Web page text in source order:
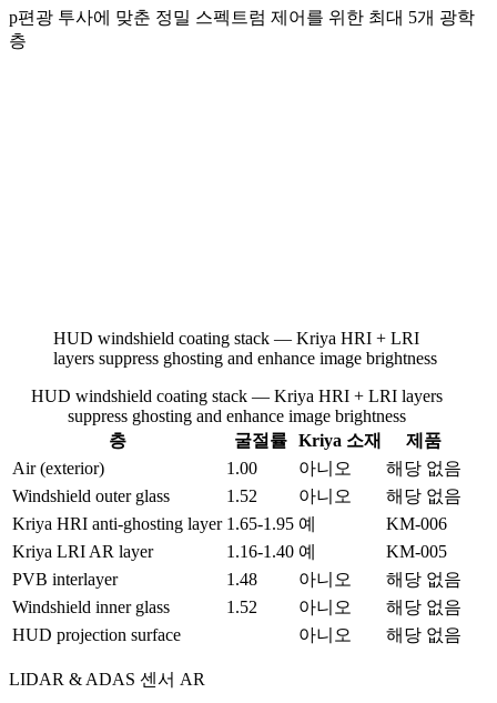
p편광 투사에 맞춘 정밀 스펙트럼 제어를 위한 최대 5개 광학
층
HUD windshield coating stack — Kriya HRI + LRI
layers suppress ghosting and enhance image brightness
HUD windshield coating stack — Kriya HRI + LRI layers
suppress ghosting and enhance image brightness
층
굴절률 Kriya 소재
제품
Air (exterior)
1.00 아니오
해당 없음
Windshield outer glass
1.52 아니오
해당 없음
Kriya HRI anti-ghosting layer 1.65-1.95 예
KM-006
Kriya LRI AR layer
1.16-1.40 예
KM-005
PVB interlayer
1.48 아니오
해당 없음
Windshield inner glass
1.52 아니오
해당 없음
HUD projection surface
아니오 해당 없음
LIDAR & ADAS 센서 AR